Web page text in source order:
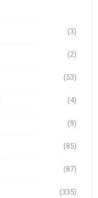
(3)
(2)
(53)
(4)
(9)
(85)
(87)
(335)